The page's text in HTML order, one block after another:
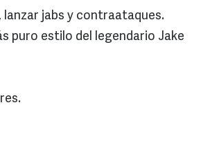
jabs y contraataques.
puro estilo del legendario Jake